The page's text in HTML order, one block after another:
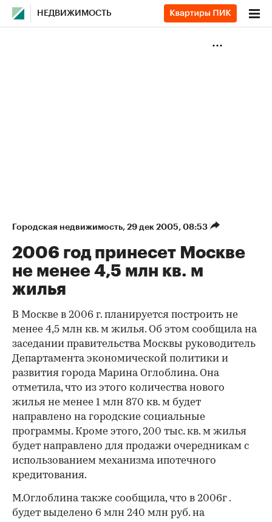
НЕДВИЖИМОСТЬ
Городская недвижимость⁠, 29 дек 2005, 08:53
2006 год принесет Москве
не менее 4,5 млн кв. м
жилья
В Москве в 2006 г. планируется построить не
менее 4,5 млн кв. м жилья. Об этом сообщила на
заседании правительства Москвы руководитель
Департамента экономической политики и
развития города Марина Оглоблина. Она
отметила, что из этого количества нового
жилья не менее 1 млн 870 кв. м будет
направлено на городские социальные
программы. Кроме этого, 200 тыс. кв. м жилья
будет направлено для продажи очередникам с
использованием механизма ипотечного
кредитования.
М.Оглоблина также сообщила, что в 2006г .
будет выделено 6 млн 240 млн руб. на